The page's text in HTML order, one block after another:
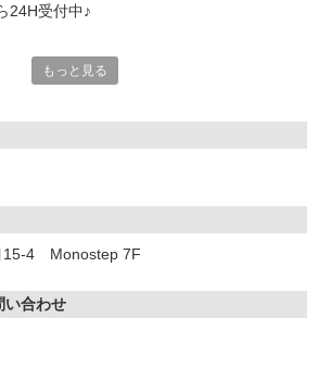
24H受付中♪
に、メールorお電話でご連絡します。
など）・出張面接・事務所面接と選べま
）
見学の調整もOKです！
もっと見る
15-4 Monostep 7F
い合わせ